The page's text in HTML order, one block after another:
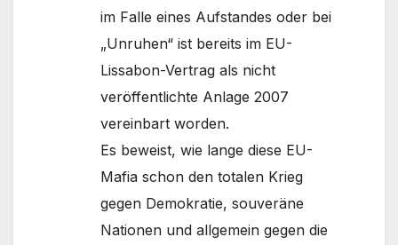
im Falle eines Aufstandes oder bei
„Unruhen“ ist bereits im EU-
Lissabon-Vertrag als nicht
veröffentlichte Anlage 2007
vereinbart worden.
Es beweist, wie lange diese EU-
Mafia schon den totalen Krieg
gegen Demokratie, souveräne
Nationen und allgemein gegen die